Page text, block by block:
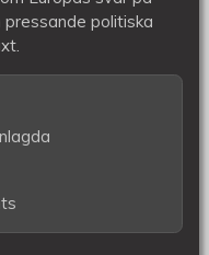
politiska